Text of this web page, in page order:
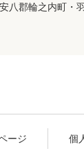
八郡輪之内町・
ージ 個